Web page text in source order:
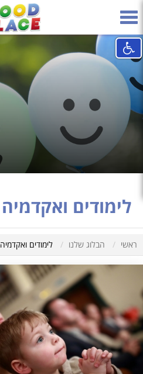
Toggle
לימודים ואקדמיה
ראשי הבלוג שלנו לימודים ואקדמיה